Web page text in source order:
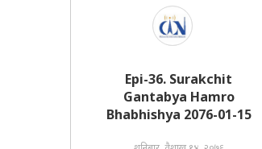
Epi-36. Surakchit
Gantabya Hamro
Bhabhishya 2076-01-15